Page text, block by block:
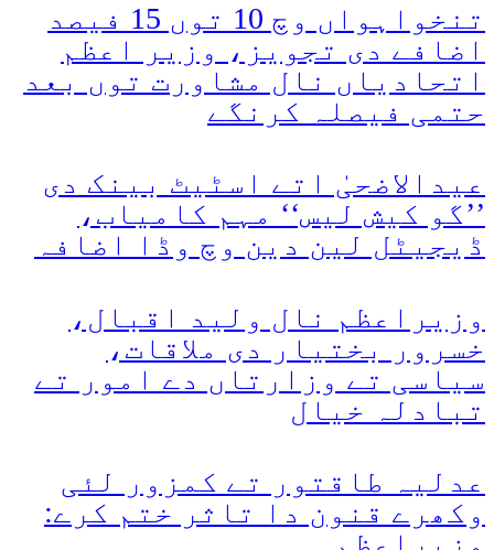
تنخواہواں وچ 10 توں 15 فیصد
اضافے دی تجویز، وزیر اعظم
اتحادیاں نال مشاورت توں بعد
حتمی فیصلہ کرنگے
عیدالاضحیٰ اتے اسٹیٹ بینک دی
’’گو کیش لیس‘‘ مہم کامیاب،
ڈیجیٹل لین دین وچ وڈا اضافہ
وزیراعظم نال ولید اقبال،
خسرور بختیار دی ملاقات،
سیاسی تے وزارتاں دے امور تے
تبادلہ خیال
عدلیہ طاقتور تے کمزور لئی
وکھرے قنون دا تاثر ختم کرے:
وزیراعظم